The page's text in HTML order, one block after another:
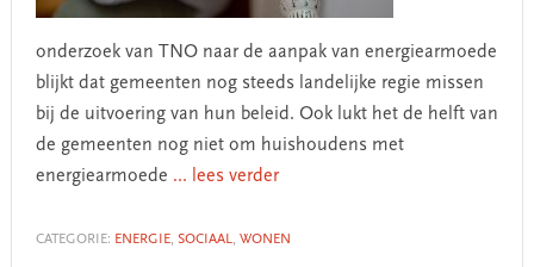
onderzoek van TNO naar de aanpak van energiearmoede
blijkt dat gemeenten nog steeds landelijke regie missen
bij de uitvoering van hun beleid. Ook lukt het de helft van
de gemeenten nog niet om huishoudens met
energiearmoede ... lees verder
CATEGORIE: ENERGIE, SOCIAAL, WONEN